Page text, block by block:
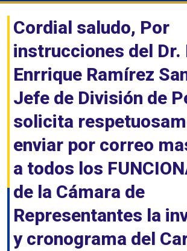
Cordial saludo, Por
instrucciones del Dr.
Enrrique Ramírez
Jefe de División de
solicita
enviar por correo
a todos los
de la Cámara de
Representantes la
y cronograma del